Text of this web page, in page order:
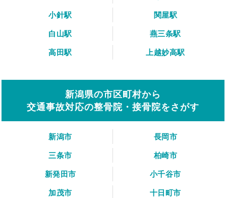
小針駅
関屋駅
白山駅
燕三条駅
高田駅
上越妙高駅
新潟県の市区町村から
交通事故対応の整骨院・接骨院をさがす
新潟市
長岡市
三条市
柏崎市
新発田市
小千谷市
加茂市
十日町市